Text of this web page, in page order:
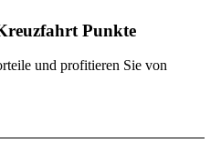
Punkte
und profitieren Sie von